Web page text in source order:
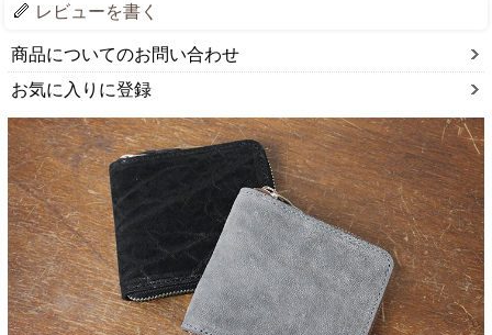
レビューを書く
商品についてのお問い合わせ
お気に入りに登録